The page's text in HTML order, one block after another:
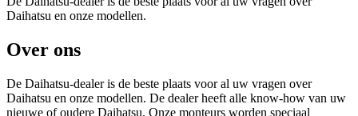
Daihatsu en onze modellen.
Over ons
De Daihatsu-dealer is de beste plaats voor al uw vragen over
Daihatsu en onze modellen. De dealer heeft alle know-how van uw
nieuwe of oudere Daihatsu. Onze monteurs worden speciaal